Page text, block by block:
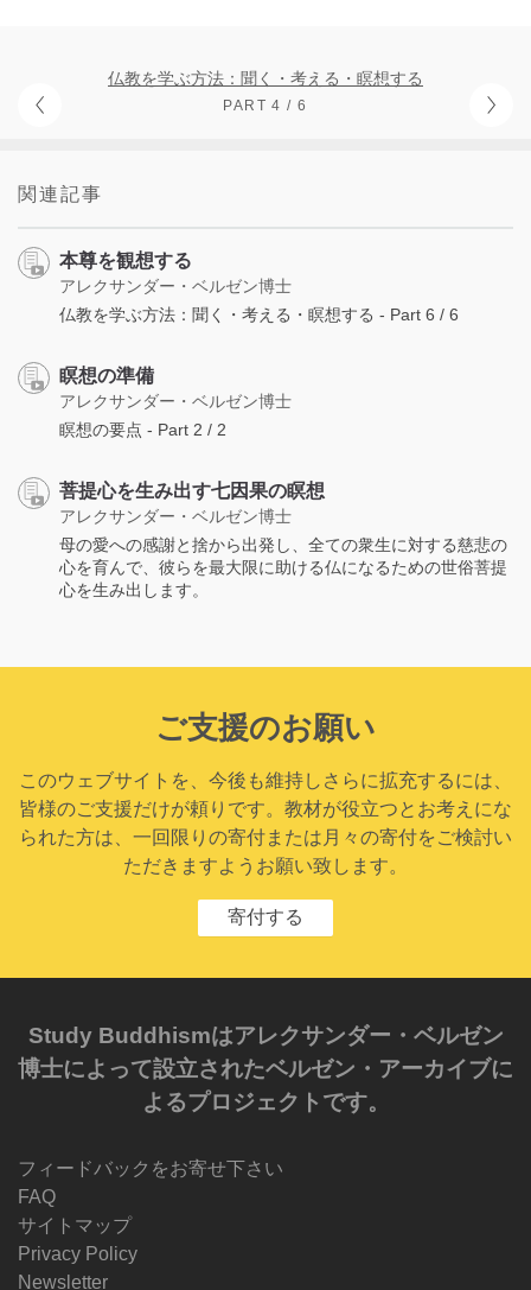
仏教を学ぶ方法：聞く・考える・瞑想する
PART 4 / 6
関連記事
本尊を観想する
アレクサンダー・ベルゼン博士
仏教を学ぶ方法：聞く・考える・瞑想する - Part 6 / 6
瞑想の準備
アレクサンダー・ベルゼン博士
瞑想の要点 - Part 2 / 2
菩提心を生み出す七因果の瞑想
アレクサンダー・ベルゼン博士
母の愛への感謝と捨から出発し、全ての衆生に対する慈悲の
心を育んで、彼らを最大限に助ける仏になるための世俗菩提
心を生み出します。
ご支援のお願い
このウェブサイトを、今後も維持しさらに拡充するには、
皆様のご支援だけが頼りです。教材が役立つとお考えにな
られた方は、一回限りの寄付または月々の寄付をご検討い
ただきますようお願い致します。
寄付する
Study Buddhismはアレクサンダー・ベルゼン
博士によって設立されたベルゼン・アーカイブに
よるプロジェクトです。
フィードバックをお寄せ下さい
FAQ
サイトマップ
Privacy Policy
Newsletter